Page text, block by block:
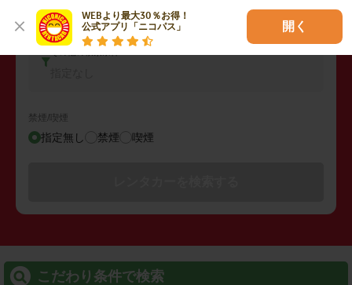
WEBより最大30％お得！
公式アプリ「ニコパス」
開く
禁煙/喫煙
指定無し 禁煙 喫煙
こだわり条件で検索